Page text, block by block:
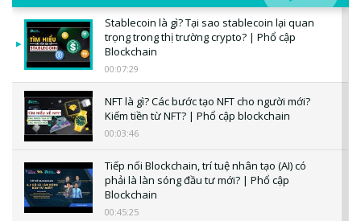
Stablecoin là gì? Tại sao stablecoin lại quan
trọng trong thị trường crypto? | Phổ cập
Blockchain
00:07:29
NFT là gì? Các bước tạo NFT cho người mới?
Kiếm tiền từ NFT? | Phổ cập blockchain
00:03:46
Tiếp nối Blockchain, trí tuệ nhân tạo (AI) có
phải là làn sóng đầu tư mới? | Phổ cập
Blockchain
00:45:25